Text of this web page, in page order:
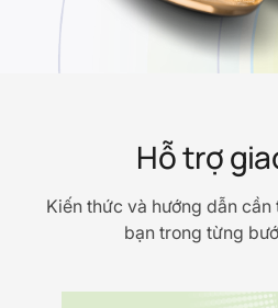
Hỗ trợ
Kiến thức và hướng dẫn
bạn trong từng